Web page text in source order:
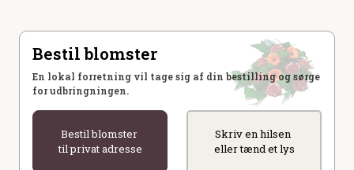
Bestil blomster
En lokal forretning vil tage sig af din bestilling og sørge
for udbringningen.
Bestil blomster
til privat adresse
Skriv en hilsen
eller tænd et lys